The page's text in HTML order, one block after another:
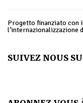
Progetto finanziato con
l’internazionalizzazione
SUIVEZ NOUS